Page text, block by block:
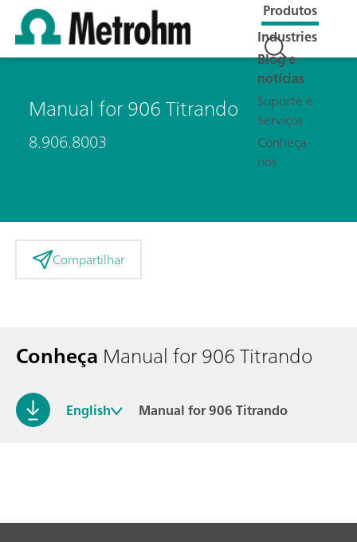
Produtos
Industries
Blog e
notícias
Suporte e
Serviços
Conheça-
nos
Manual for 906 Titrando
8.906.8003
Compartilhar
Conheça Manual for 906 Titrando
English Manual for 906 Titrando